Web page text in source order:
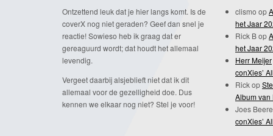
Ontzettend leuk dat je hier langs komt. Is de
coverX nog niet geraden? Geef dan snel je
reactie! Sowieso heb ik graag dat er
gereaguurd wordt; dat houdt het allemaal
levendig.
Vergeet daarbij alsjeblieft niet dat ik dit
allemaal voor de gezelligheid doe. Dus
kennen we elkaar nog niet? Stel je voor!
clismo op
het Jaar
Rick Bop
het Jaar
Herr Meijer
conXies’
Rickop
Album van
Joes
conXies’